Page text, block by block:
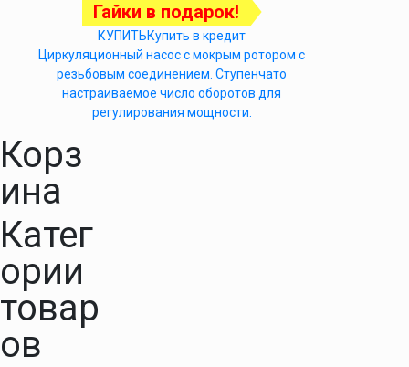
Гайки в подарок!
КУПИТЬКупить в кредит
Циркуляционный насос с мокрым ротором с
резьбовым соединением. Ступенчато
настраиваемое число оборотов для
регулирования мощности.
Корз
ина
Катег
ории
товар
ов